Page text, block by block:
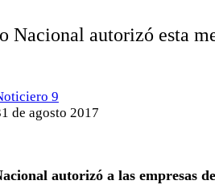
Nacional autorizó esta
9
de agosto 2017
autorizó a las empresas